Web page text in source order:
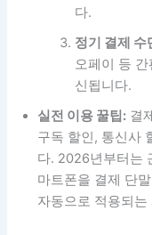
다.
정기 결제 수
오페이 등
신됩니다.
실전 이용 꿀팁: 결
구독 할인, 통신사
다. 2026년부터는
마트폰을 결제 단
자동으로 적용되